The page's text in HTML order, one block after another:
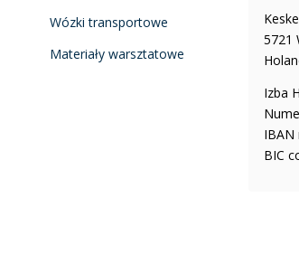
Wózki transportowe
Materiały warsztatowe
5721
Izba
IBAN
BIC